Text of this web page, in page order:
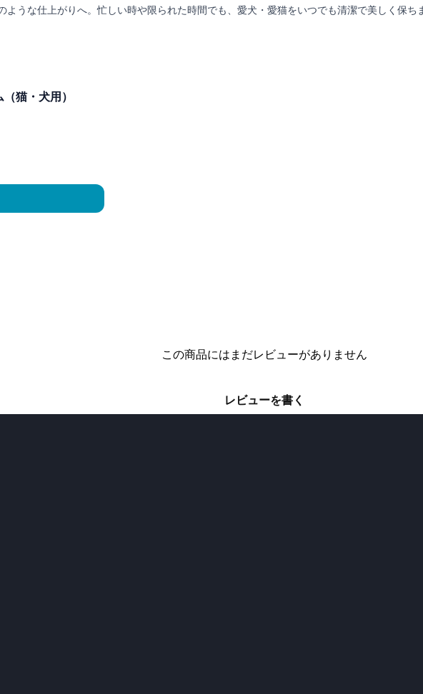
ような仕上がりへ。忙しい時や限られた時間でも、愛犬・愛猫をいつでも清潔で美しく保ち
猫・犬用）
この商品にはまだレビューがありません
レビューを書く